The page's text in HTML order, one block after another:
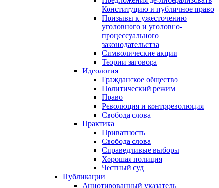
Конституцию и публичное право
Призывы к ужесточению
уголовного и уголовно-
процессуального
законодательства
Символические акции
Теории заговора
Идеология
Гражданское общество
Политический режим
Право
Революция и контрреволюция
Свобода слова
Практика
Приватность
Свобода слова
Справедливые выборы
Хорошая полиция
Честный суд
Публикации
Аннотированный указатель